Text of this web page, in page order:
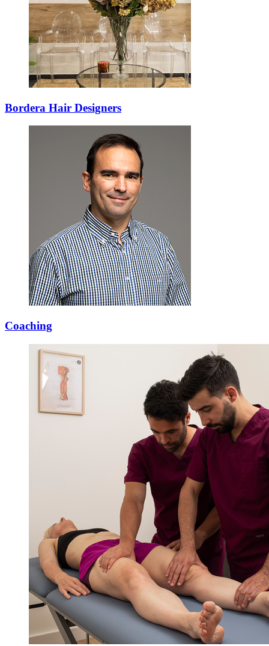
Bordera Hair Designers
Coaching